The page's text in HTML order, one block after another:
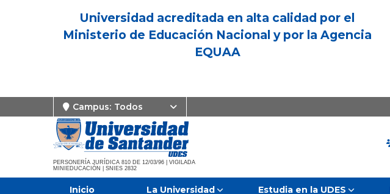
Universidad acreditada en alta calidad por el
Ministerio de Educación Nacional y por la Agencia
EQUAA
Campus: Todos
PERSONERÍA JURÍDICA 810 DE 12/03/96 | VIGILADA
MINIEDUCACIÓN | SNIES 2832
Inicio La Universidad Estudia en la UDES